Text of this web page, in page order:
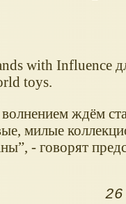
with Influence
toys.
ждём
милые
- говорят